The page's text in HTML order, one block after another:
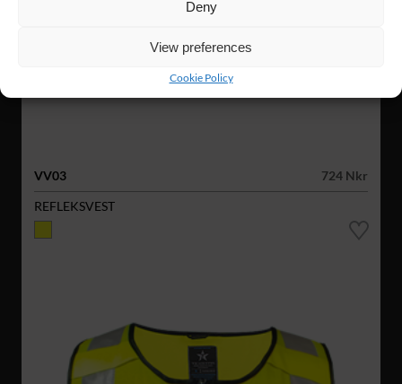
Deny
View preferences
Cookie Policy
VV03
724 Nkr
REFLEKSVEST